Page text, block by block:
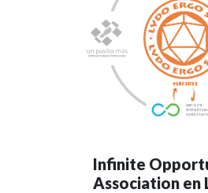
Infinite
Association en